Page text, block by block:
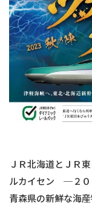
ＪＲ北海道とＪＲ
ルカイセン ─２０
青森県の新鮮な海